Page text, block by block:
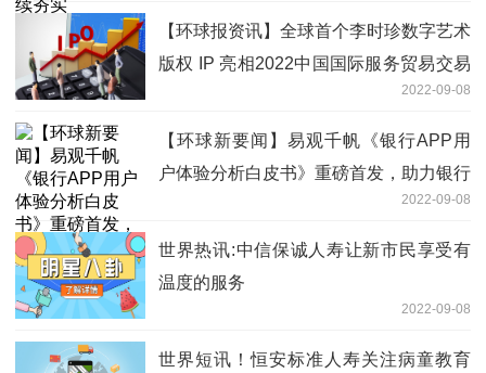
【环球报资讯】全球首个李时珍数字艺术
版权 IP 亮相2022中国国际服务贸易交易
2022-09-08
【环球新要闻】易观千帆《银行APP用
户体验分析白皮书》重磅首发，助力银行
2022-09-08
世界热讯:中信保诚人寿让新市民享受有
温度的服务
2022-09-08
世界短讯！恒安标准人寿关注病童教育